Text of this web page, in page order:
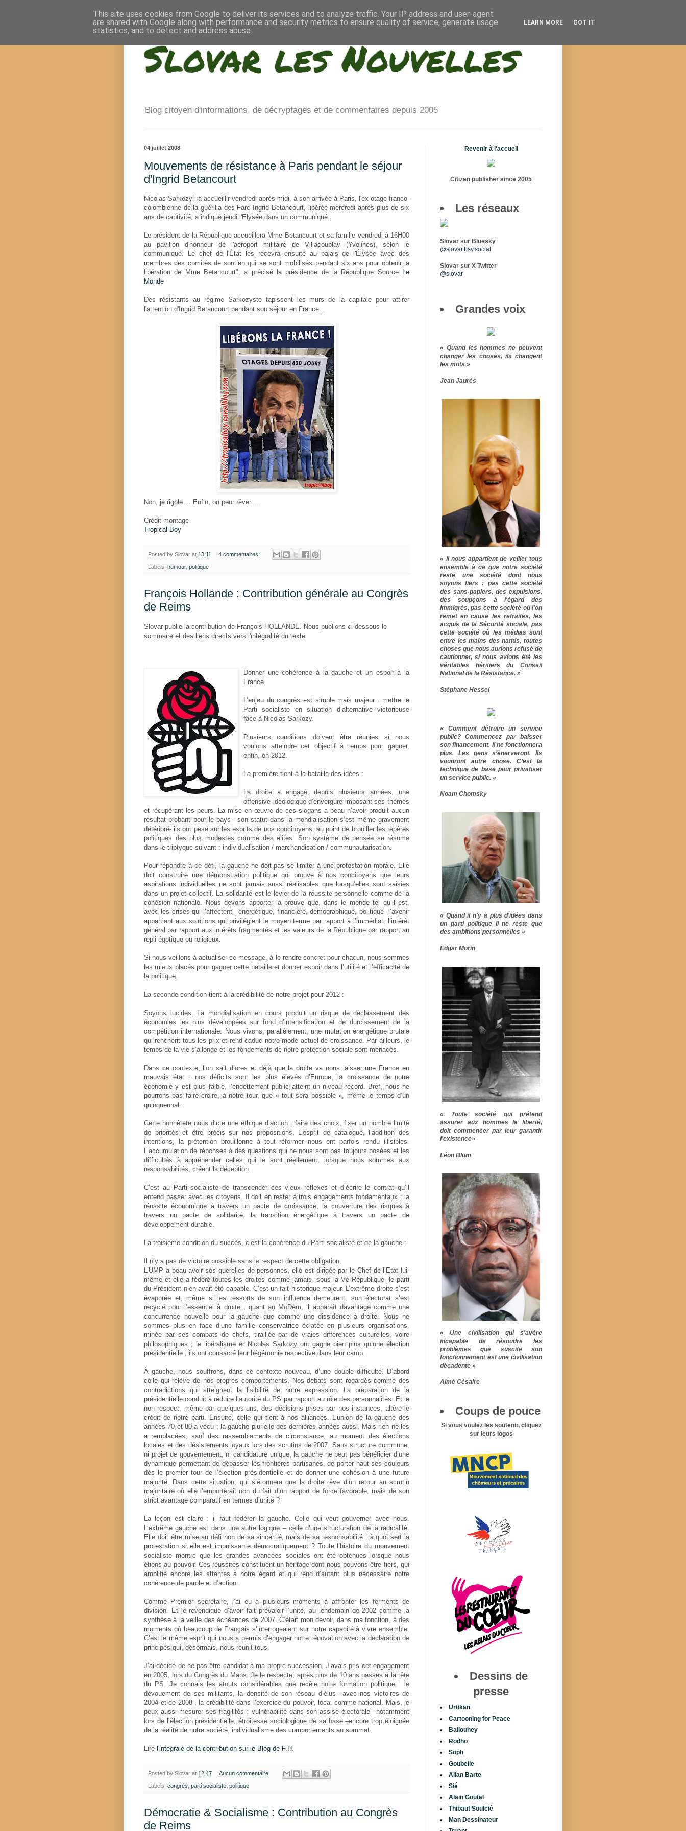
Slovar les Nouvelles
Blog citoyen d'informations, de décryptages et de commentaires depuis 2005
04 juillet 2008
Mouvements de résistance à Paris pendant le séjour
d'Ingrid Betancourt
Nicolas Sarkozy ira accueillir vendredi après-midi, à son arrivée à Paris, l'ex-otage franco-
colombienne de la guérilla des Farc Ingrid Betancourt, libérée mercredi après plus de six
ans de captivité, a indiqué jeudi l'Elysée dans un communiqué.
Le président de la République accueillera Mme Betancourt et sa famille vendredi à 16H00
au pavillon d'honneur de l'aéroport militaire de Villacoublay (Yvelines), selon le
communiqué. Le chef de l'État les recevra ensuite au palais de l'Élysée avec des
membres des comités de soutien qui se sont mobilisés pendant six ans pour obtenir la
libération de Mme Betancourt", a précisé la présidence de la République Source Le
Monde
Des résistants au régime Sarkozyste tapissent les murs de la capitale pour attirer
l'attention d'Ingrid Betancourt pendant son séjour en France...
Non, je rigole ... Enfin, on peur rêver ....
Crédit montage
Tropical Boy
Posted by Slovar at 13:11 4 commentaires:
Labels: humour, politique
François Hollande : Contribution générale au Congrès
de Reims
Slovar publie la contribution de François HOLLANDE. Nous publions ci-dessous le
sommaire et des liens directs vers l'intégralité du texte
Donner une cohérence à la gauche et un espoir à la
France
L’enjeu du congrès est simple mais majeur : mettre le
Parti socialiste en situation d’alternative victorieuse
face à Nicolas Sarkozy.
Plusieurs conditions doivent être réunies si nous
voulons atteindre cet objectif à temps pour gagner,
enfin, en 2012.
La première tient à la bataille des idées :
La droite a engagé, depuis plusieurs années, une
offensive idéologique d’envergure imposant ses thèmes
et récupérant les peurs. La mise en œuvre de ces slogans a beau n’avoir produit aucun
résultat probant pour le pays –son statut dans la mondialisation s’est même gravement
détérioré- ils ont pesé sur les esprits de nos concitoyens, au point de brouiller les repères
politiques des plus modestes comme des élites. Son système de pensée se résume
dans le triptyque suivant : individualisation / marchandisation / communautarisation.
Pour répondre à ce défi, la gauche ne doit pas se limiter à une protestation morale. Elle
doit construire une démonstration politique qui prouve à nos concitoyens que leurs
aspirations individuelles ne sont jamais aussi réalisables que lorsqu’elles sont saisies
dans un projet collectif. La solidarité est le levier de la réussite personnelle comme de la
cohésion nationale. Nous devons apporter la preuve que, dans le monde tel qu’il est,
avec les crises qui l’affectent –énergétique, financière, démographique, politique- l’avenir
appartient aux solutions qui privilégient le moyen terme par rapport à l’immédiat, l’intérêt
général par rapport aux intérêts fragmentés et les valeurs de la République par rapport au
repli égotique ou religieux.
Si nous veillons à actualiser ce message, à le rendre concret pour chacun, nous sommes
les mieux placés pour gagner cette bataille et donner espoir dans l’utilité et l’efficacité de
la politique.
La seconde condition tient à la crédibilité de notre projet pour 2012 :
Soyons lucides. La mondialisation en cours produit un risque de déclassement des
économies les plus développées sur fond d’intensification et de durcissement de la
compétition internationale. Nous vivons, parallèlement, une mutation énergétique brutale
qui renchérit tous les prix et rend caduc notre mode actuel de croissance. Par ailleurs, le
temps de la vie s’allonge et les fondements de notre protection sociale sont menacés.
Dans ce contexte, l’on sait d’ores et déjà que la droite va nous laisser une France en
mauvais état : nos déficits sont les plus élevés d’Europe, la croissance de notre
économie y est plus faible, l’endettement public atteint un niveau record. Bref, nous ne
pourrons pas faire croire, à notre tour, que « tout sera possible », même le temps d’un
quinquennat.
Cette honnêteté nous dicte une éthique d’action : faire des choix, fixer un nombre limité
de priorités et être précis sur nos propositions. L’esprit de catalogue, l’addition des
intentions, la prétention brouillonne à tout réformer nous ont parfois rendu illisibles.
L’accumulation de réponses à des questions qui ne nous sont pas toujours posées et les
difficultés à appréhender celles qui le sont réellement, lorsque nous sommes aux
responsabilités, créent la déception.
C’est au Parti socialiste de transcender ces vieux réflexes et d’écrire le contrat qu’il
entend passer avec les citoyens. Il doit en rester à trois engagements fondamentaux : la
réussite économique à travers un pacte de croissance, la couverture des risques à
travers un pacte de solidarité, la transition énergétique à travers un pacte de
développement durable.
La troisième condition du succès, c’est la cohérence du Parti socialiste et de la gauche :
Il n’y a pas de victoire possible sans le respect de cette obligation.
L’UMP a beau avoir ses querelles de personnes, elle est dirigée par le Chef de l’Etat lui-
même et elle a fédéré toutes les droites comme jamais -sous la Vè République- le parti
du Président n’en avait été capable. C’est un fait historique majeur. L’extrême droite s’est
évaporée et, même si les ressorts de son influence demeurent, son électorat s’est
recyclé pour l’essentiel à droite ; quant au MoDem, il apparaît davantage comme une
concurrence nouvelle pour la gauche que comme une dissidence à droite. Nous ne
sommes plus en face d’une famille conservatrice éclatée en plusieurs organisations,
minée par ses combats de chefs, tiraillée par de vraies différences culturelles, voire
philosophiques ; le libéralisme et Nicolas Sarkozy ont gagné bien plus qu’une élection
présidentielle ; ils ont consacré leur hégémonie respective dans leur camp.
À gauche, nous souffrons, dans ce contexte nouveau, d’une double difficulté. D’abord
celle qui relève de nos propres comportements. Nos débats sont regardés comme des
contradictions qui atteignent la lisibilité de notre expression. La préparation de la
présidentielle conduit à réduire l’autorité du PS par rapport au rôle des personnalités. Et le
non respect, même par quelques-uns, des décisions prises par nos instances, altère le
crédit de notre parti. Ensuite, celle qui tient à nos alliances. L’union de la gauche des
années 70 et 80 a vécu ; la gauche plurielle des dernières années aussi. Mais rien ne les
a remplacées, sauf des rassemblements de circonstance, au moment des élections
locales et des désistements loyaux lors des scrutins de 2007. Sans structure commune,
ni projet de gouvernement, ni candidature unique, la gauche ne peut pas bénéficier d’une
dynamique permettant de dépasser les frontières partisanes, de porter haut ses couleurs
dès le premier tour de l’élection présidentielle et de donner une cohésion à une future
majorité. Dans cette situation, qui s’étonnera que la droite rêve d’un retour au scrutin
majoritaire où elle l’emporterait non du fait d’un rapport de force favorable, mais de son
strict avantage comparatif en termes d’unité ?
La leçon est claire : il faut fédérer la gauche. Celle qui veut gouverner avec nous.
L’extrême gauche est dans une autre logique – celle d’une structuration de la radicalité.
Elle doit être mise au défi non de sa sincérité, mais de sa responsabilité : à quoi sert la
protestation si elle est impuissante démocratiquement ? Toute l’histoire du mouvement
socialiste montre que les grandes avancées sociales ont été obtenues lorsque nous
étions au pouvoir. Ces réussites constituent un héritage dont nous pouvons être fiers, qui
amplifie encore les attentes à notre égard et qui rend d’autant plus nécessaire notre
cohérence de parole et d’action.
Comme Premier secrétaire, j’ai eu à plusieurs moments à affronter les ferments de
division. Et je revendique d’avoir fait prévaloir l’unité, au lendemain de 2002 comme la
synthèse à la veille des échéances de 2007. C’était mon devoir, dans ma fonction, à des
moments où beaucoup de Français s’interrogeaient sur notre capacité à vivre ensemble.
C’est le même esprit qui nous a permis d’engager notre rénovation avec la déclaration de
principes qui, désormais, nous réunit tous.
J’ai décidé de ne pas être candidat à ma propre succession. J’avais pris cet engagement
en 2005, lors du Congrès du Mans. Je le respecte, après plus de 10 ans passés à la tête
du PS. Je connais les atouts considérables que recèle notre formation politique : le
dévouement de ses militants, la densité de son réseau d’élus –avec nos victoires de
2004 et de 2008-, la crédibilité dans l’exercice du pouvoir, local comme national. Mais, je
peux aussi mesurer ses fragilités : vulnérabilité dans son assise électorale –notamment
lors de l’élection présidentielle, étroitesse sociologique de sa base –encore trop éloignée
de la réalité de notre société, individualisme des comportements au sommet.
Lire l'intégrale de la contribution sur le Blog de F.H.
Posted by Slovar at 12:47 Aucun commentaire:
Labels: congrès parti socialiste politique
Démocratie & Socialisme : Contribution au Congrès
de Reims
Revenir à l'accueil
Citizen publisher since 2005
Les réseaux
Slovar sur Bluesky
@slovar.bsy.social
Slovar sur X Twitter
@slovar
Grandes voix
« Quand les hommes ne peuvent
changer les choses, ils changent
les mots »
Jean Jaurès
« Il nous appartient de veiller tous
ensemble à ce que notre société
reste une société dont nous
soyons fiers : pas cette société
des sans-papiers, des expulsions,
des soupçons à l'égard des
immigrés, pas cette société où l'on
remet en cause les retraites, les
acquis de la Sécurité sociale, pas
cette société où les médias sont
entre les mains des nantis, toutes
choses que nous aurions refusé de
cautionner, si nous avions été les
véritables héritiers du Conseil
National de la Résistance. »
Stéphane Hessel
« Comment détruire un service
public? Commencez par baisser
son financement. Il ne fonctionnera
plus. Les gens s’énerveront. Ils
voudront autre chose. C’est la
technique de base pour privatiser
un service public. »
Noam Chomsky
« Quand il n'y a plus d'idées dans
un parti politique il ne reste que
des ambitions personnelles »
Edgar Morin
« Toute société qui prétend
assurer aux hommes la liberté,
doit commencer par leur garantir
l'existence»
Léon Blum
« Une civilisation qui s'avère
incapable de résoudre les
problèmes que suscite son
fonctionnement est une civilisation
décadente »
Aimé Césaire
Coups de pouce
Si vous voulez les soutenir, cliquez
sur leurs logos
Dessins de
presse
Urtikan
Cartooning for Peace
Ballouhey
Rodho
Soph
Goubelle
Allan Barte
Sié
Alain Goutal
Thibaut Soulcié
Man Dessinateur
This site uses cookies from Google to deliver its services and to analyze traffic. Your IP address and user-agent
are shared with Google along with performance and security metrics to ensure quality of service, generate usage
statistics, and to detect and address abuse.
LEARN MORE GOT IT